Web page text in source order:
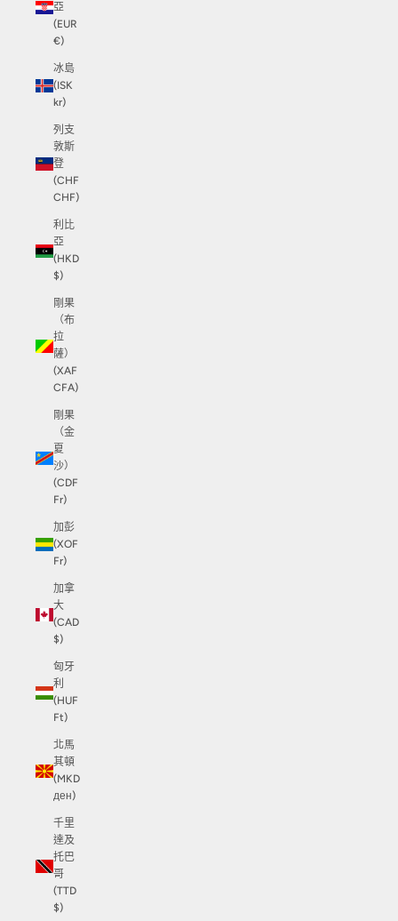
亞
(EUR
€)
冰島
(ISK
kr)
列支
敦斯
登
(CHF
CHF)
利比
亞
(HKD
$)
剛果
（布
拉
薩）
(XAF
CFA)
剛果
（金
夏
沙）
(CDF
Fr)
加彭
(XOF
Fr)
加拿
大
(CAD
$)
匈牙
利
(HUF
Ft)
北馬
其頓
(MKD
ден)
千里
達及
托巴
哥
(TTD
$)